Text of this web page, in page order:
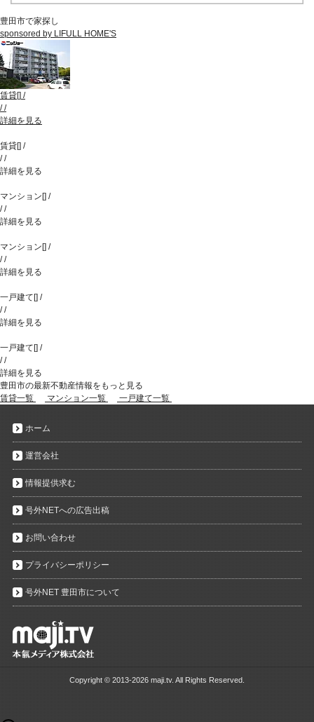
豊田市で家探し
sponsored by LIFULL HOME'S
賃貸[] /
//
詳細を見る
賃貸[] /
//
詳細を見る
マンション [] /
//
詳細を見る
マンション [] /
//
詳細を見る
一戸建て [] /
//
詳細を見る
一戸建て [] /
//
詳細を見る
豊田市の最新不動産情報をもっと見る
賃貸一覧
マンション一覧 一戸建て一覧
ホーム
運営会社
情報提供求む
号外NETへの広告出稿
お問い合わせ
プライバシーポリシー
号外NET 豊田市について
Copyright © 2013-2026 maji.tv. All Rights Reserved.